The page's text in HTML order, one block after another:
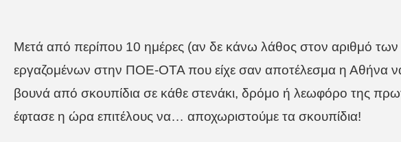
Μετά από περίπου 10 ημέρες (αν δε κάνω λάθος στον αριθμό
εργαζομένων στην ΠΟΕ-ΟΤΑ που είχε σαν αποτέλεσμα η Αθήνα να
βουνά από σκουπίδια σε κάθε στενάκι, δρόμο ή λεωφόρο της
έφτασε η ώρα επιτέλους να… αποχωριστούμε τα σκουπίδια!